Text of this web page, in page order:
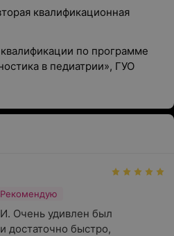
квалификационная
по программе
в педиатрии», ГУО
Рекомендую
Очень удивлен был
достаточно быстро,